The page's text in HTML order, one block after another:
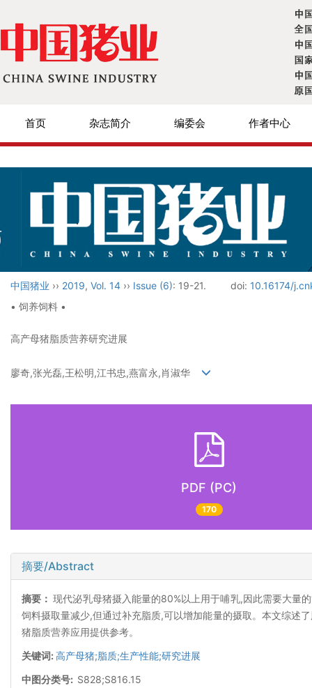
首页 杂志简介 编委会 作者中心
中国猪业 ›› 2019, Vol. 14 ›› Issue (6): 19-21. doi: 10.16174/
• 饲养饲料 •
高产母猪脂质营养研究进展
廖奇,张光磊,王松明,江书忠,燕富永,肖淑华
PDF (PC)
170
摘要/Abstract
摘要：现代泌乳母猪摄入能量的80%以上用于哺乳,因此需要大量
饲料摄取量减少,但通过补充脂质,可以增加能量的摄取。本文综述
猪脂质营养应用提供参考。
关键词:高产母猪;脂质;生产性能;研究进展
中图分类号: S828;S816.15